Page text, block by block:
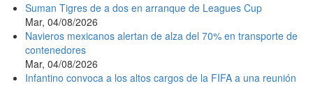
Suman Tigres de a dos en arranque de Leagues Cup
Mar, 04/08/2026
Navieros mexicanos alertan de alza del 70% en transporte de
contenedores
Mar, 04/08/2026
Infantino convoca a los altos cargos de la FIFA a una reunión